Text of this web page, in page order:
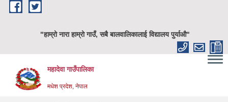
Skip to main content
"हाम्रो नारा हाम्रो गाउँ, सबै बालवालिकालाई विद्यालय पुर्याऔ"
महादेवा गाउँपालिका
मधेश प्रदेश, नेपाल